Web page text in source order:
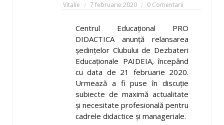
Vitalie 7 februarie 2020 0 Comentarii
Centrul Educaţional PRO
DIDACTICA anunţă relansarea
şedinţelor Clubului de Dezbateri
Educaţionale PAIDEIA, începând
cu data de 21 februarie 2020.
Urmează a fi puse în discuţie
subiecte de maximă actualitate
şi necesitate profesională pentru
cadrele didactice şi manageriale.